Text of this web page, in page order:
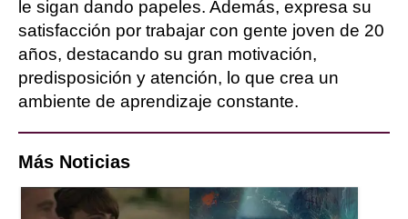
le sigan dando papeles. Además, expresa su
satisfacción por trabajar con gente joven de 20
años, destacando su gran motivación,
predisposición y atención, lo que crea un
ambiente de aprendizaje constante.
Más Noticias